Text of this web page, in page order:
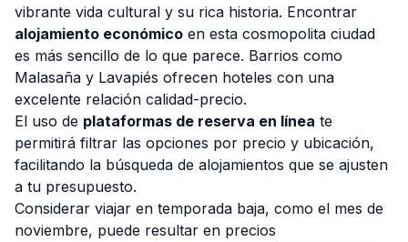
vibrante vida cultural y su rica historia. Encontrar
alojamiento económico en esta cosmopolita ciudad
es más sencillo de lo que parece. Barrios como
Malasaña y Lavapiés ofrecen hoteles con una
excelente relación calidad-precio.
El uso de plataformas de reserva en línea te
permitirá filtrar las opciones por precio y ubicación,
facilitando la búsqueda de alojamientos que se ajusten
a tu presupuesto.
Considerar viajar en temporada baja, como el mes de
noviembre, puede resultar en precios